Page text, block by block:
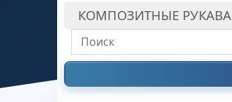
КОМПОЗИТНЫЕ РУКАВА